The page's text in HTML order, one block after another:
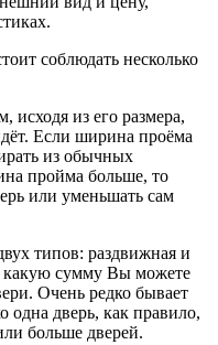
соблюдать несколько
исходя из его размера,
Если ширина проёма
из обычных
пройма больше, то
или уменьшать сам
типов: раздвижная и
какую сумму Вы можете
Очень редко бывает
одна дверь, как правило,
больше дверей.